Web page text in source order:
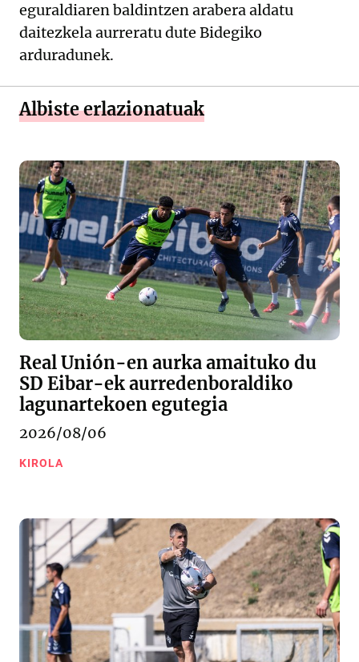
eguraldiaren baldintzen arabera aldatu
daitezkela aurreratu dute Bidegiko
arduradunek.
Albiste erlazionatuak
Real Unión-en aurka amaituko du
SD Eibar-ek aurredenboraldiko
lagunartekoen egutegia
2026/08/06
KIROLA